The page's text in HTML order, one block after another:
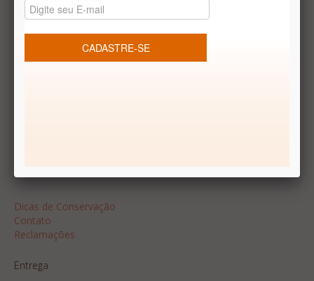
Produtos temáticos
REDES SOCIAIS
Dicas de Conservação
Contato
Reclamações
Entrega